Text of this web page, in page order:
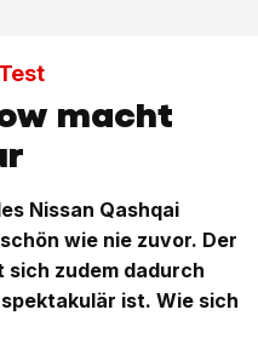
macht
Nissan Qashqai
wie nie zuvor. Der
zudem dadurch
ist. Wie sich